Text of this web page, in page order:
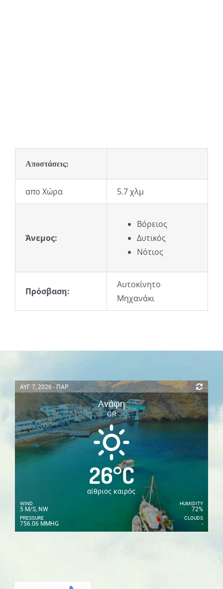
Αποστάσεις:
απο Χώρα 5.7 χλμ
Άνεμος:
Βόρειος
Δυτικός
Νότιος
Πρόσβαση:
Αυτοκίνητο
Μηχανάκι
ΑΥΓ 7, 2026 - ΠΑΡ
Ανάφη
GR
26°C
αίθριος καιρός
WIND
5 M/S, NW
PRESSURE
756.06 MMHG
HUMIDITY
72%
CLOUDS
-